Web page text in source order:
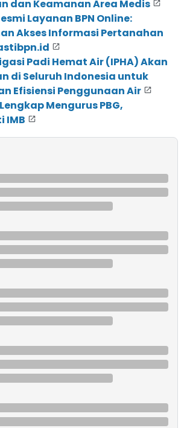
dan Keamanan Area Medis
Layanan BPN Online:
Akses Informasi Pertanahan
Padi Hemat Air (IPHA) Akan
di Seluruh Indonesia untuk
Efisiensi Penggunaan Air
Mengurus PBG,
IMB